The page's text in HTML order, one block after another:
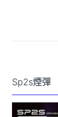
Sp2s煙彈